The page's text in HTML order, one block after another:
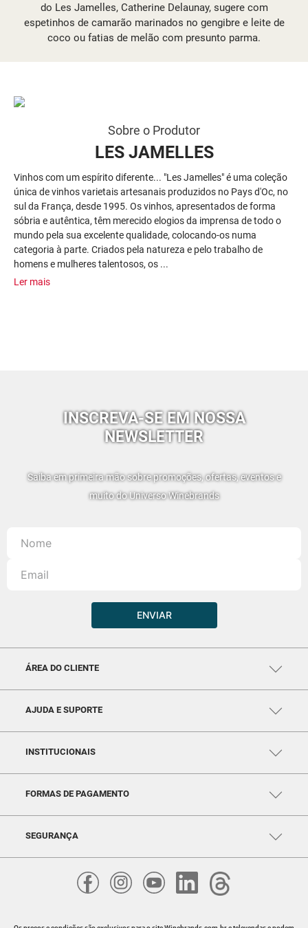
do Les Jamelles, Catherine Delaunay, sugere com
espetinhos de camarão marinados no gengibre e leite de
coco ou fatias de melão com presunto parma.
Sobre o Produtor
LES JAMELLES
Vinhos com um espírito diferente... "Les Jamelles" é uma coleção
única de vinhos varietais artesanais produzidos no Pays d'Oc, no
sul da França, desde 1995. Os vinhos, apresentados de forma
sóbria e autêntica, têm merecido elogios da imprensa de todo o
mundo pela sua excelente qualidade, colocando-os numa
categoria à parte. Criados pela natureza e pelo trabalho de
homens e mulheres talentosos, os ...
Ler mais
INSCREVA-SE EM NOSSA
NEWSLETTER
Saiba em primeira mão sobre promoções, ofertas, eventos e
muito do Universo Winebrands
ENVIAR
ÁREA DO CLIENTE
MEUS PEDIDOS
AJUDA E SUPORTE
FALE CONOSCO
SAC: (11) 97432-0693
SEG. À SEX DAS 10HS ÀS 18HS
INSTITUCIONAIS
POLÍTICAS DE PRIVACIDADE
POLÍTICAS DE ENTREGA
POLÍTICAS DE TROCA
FORMAS DE PAGAMENTO
SEGURANÇA